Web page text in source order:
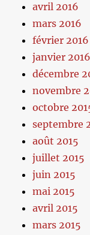
avril 2016
mars 2016
février 2016
janvier 2016
décembre
novembre
octobre
septembre
août 2015
juillet 2015
juin 2015
mai 2015
avril 2015
mars 2015